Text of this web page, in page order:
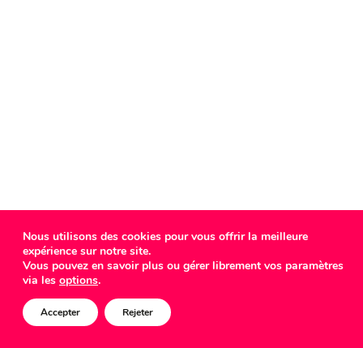
Nous utilisons des cookies pour vous offrir la meilleure
expérience sur notre site.
Vous pouvez en savoir plus ou gérer librement vos paramètres
via les options.
Accepter Rejeter